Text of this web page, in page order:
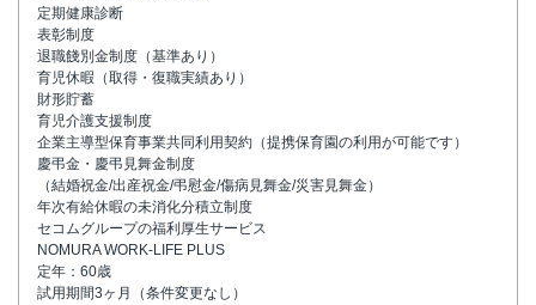
定期健康診断
表彰制度
退職餞別金制度（基準あり）
育児休暇（取得・復職実績あり）
財形貯蓄
育児介護支援制度
企業主導型保育事業共同利用契約（提携保育園の利用が可能です）
慶弔金・慶弔見舞金制度
（結婚祝金/出産祝金/弔慰金/傷病見舞金/災害見舞金）
年次有給休暇の未消化分積立制度
セコムグループの福利厚生サービス
NOMURA WORK-LIFE PLUS
定年：60歳
試用期間3ヶ月（条件変更なし）